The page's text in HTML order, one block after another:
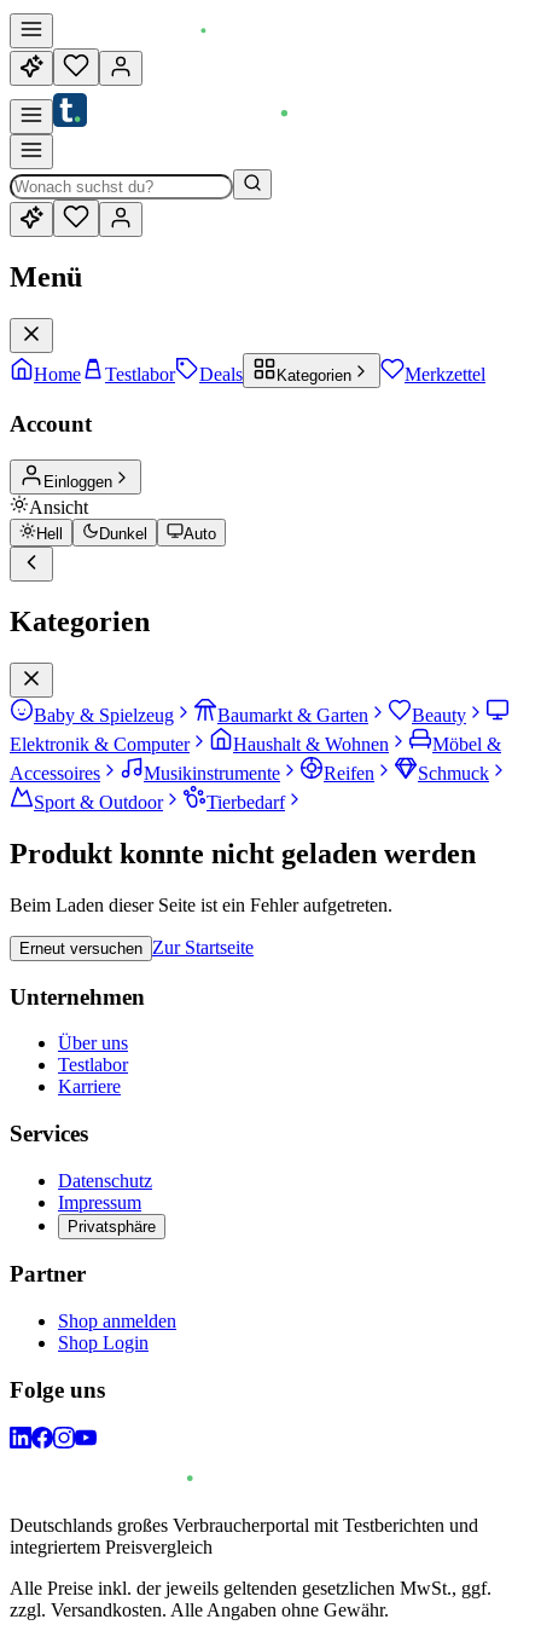
Menü
Home Testlabor Deals Kategorien Merkzettel
Account
Einloggen
Ansicht
Hell Dunkel Auto
Kategorien
Baby & Spielzeug Baumarkt & Garten
Beauty
Elektronik & Computer
Haushalt & Wohnen
Möbel &
Accessoires
Musikinstrumente Reifen
Schmuck
Sport & Outdoor
Tierbedarf
Produkt konnte nicht geladen werden
Beim Laden dieser Seite ist ein Fehler aufgetreten.
Erneut versuchen Zur Startseite
Unternehmen
Über uns
Testlabor
Karriere
Services
Datenschutz
Impressum
Privatsphäre
Partner
Shop anmelden
Shop Login
Folge uns
Deutschlands großes Verbraucherportal mit Testberichten und
integriertem Preisvergleich
Alle Preise inkl. der jeweils geltenden gesetzlichen MwSt., ggf.
zzgl. Versandkosten. Alle Angaben ohne Gewähr.